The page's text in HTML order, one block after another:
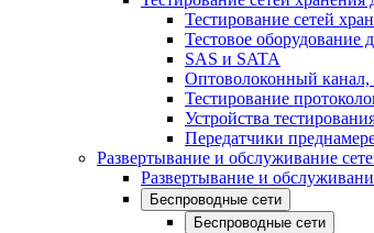
Тестирование сетей
Тестовое оборудование
SAS и SATA
Оптоволоконный
Тестирование
Устройства
Передатчики
Развертывание и обслуживание
Развертывание и
Беспроводные сети
Беспроводные сети